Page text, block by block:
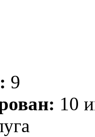
9
10